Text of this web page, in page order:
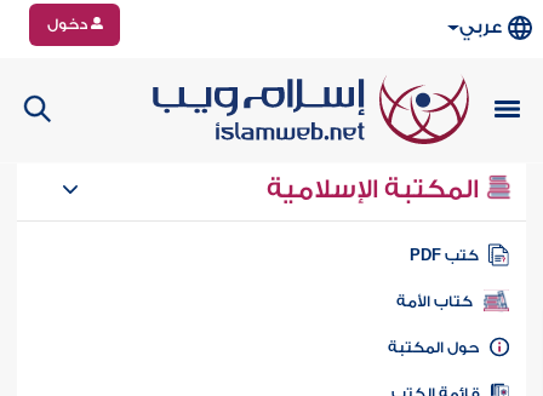
عربي دخول
المكتبة الإسلامية
كتب PDF
كتاب الأمة